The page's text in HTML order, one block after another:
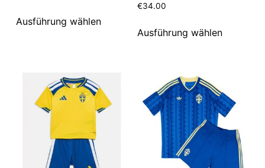
Ausführung wählen
€34.00
Ausführung wählen